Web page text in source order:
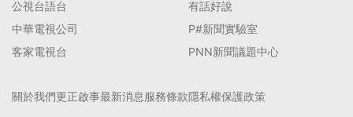
公視台語台
中華電視公司
客家電視台
有話好說
P#新聞實驗室
PNN新聞議題中心
關於我們更正啟事最新消息服務條款隱私權保護政策